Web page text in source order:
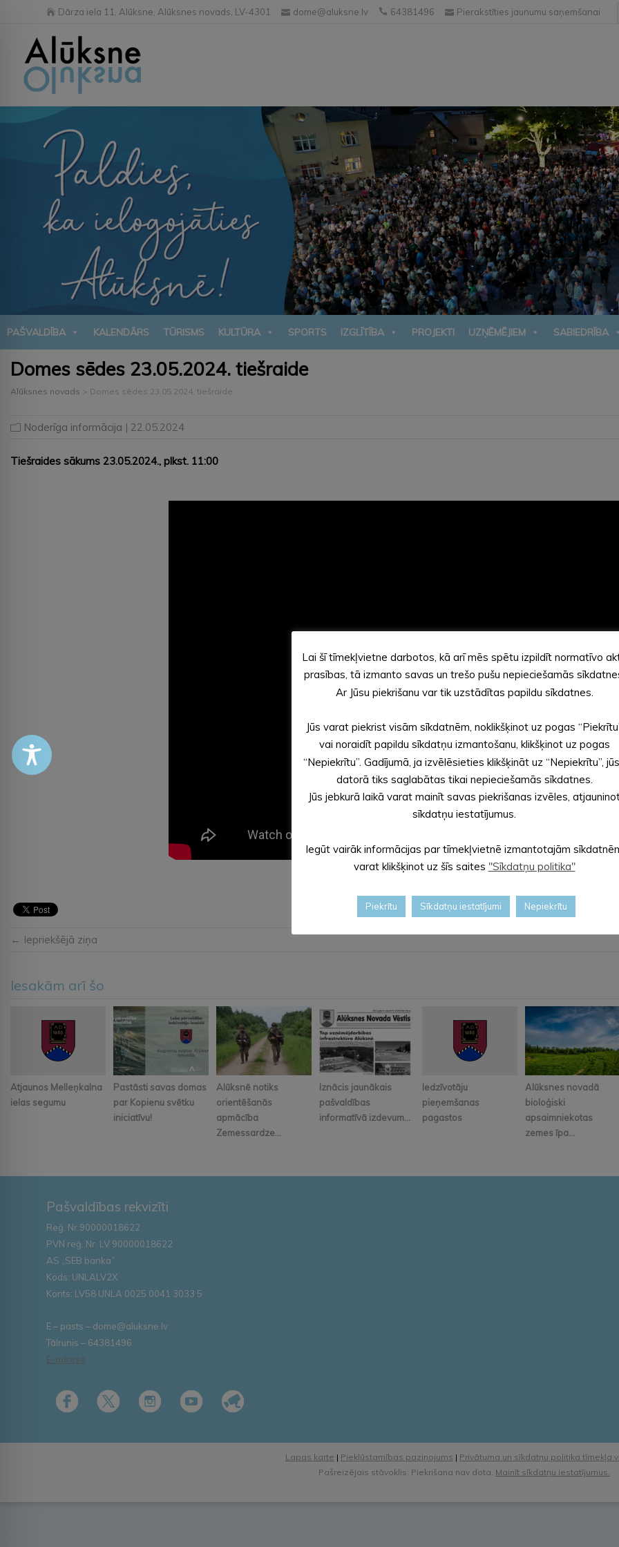
Dārza iela 11, Alūksne, Alūksnes novads, LV-4301 dome@aluksne.lv 64381496 Pierakstīties jaunumu saņemšanai
PAŠVALDĪBA KALENDĀRS TŪRISMS KULTŪRA SPORTS IZGLĪTĪBA PROJEKTI UZŅĒMĒJIEM SABIEDRĪBA
Domes sēdes 23.05.2024. tiešraide
Alūksnes novads > Domes sēdes 23.05.2024. tiešraide
Noderīga informācija | 22.05.2024
Tiešraides sākums 23.05.2024., plkst. 11:00
← Iepriekšējā ziņa
Iesakām arī šo
Atjaunos Melleņkalna
ielas segumu
Pastāsti savas domas
par Kopienu svētku
iniciatīvu!
Alūksnē notiks
orientēšanās
apmācība
Zemessardze...
Iznācis jaunākais
pašvaldības
informatīvā izdevum...
Iedzīvotāju
pieņemšanas
pagastos
Alūksnes novadā
bioloģiski
apsaimniekotas
zemes īpa...
Pašvaldības rekvizīti
Reģ. Nr.90000018622
PVN reģ. Nr. LV 90000018622
AS „SEB banka”
Kods: UNLALV2X
Konts: LV58 UNLA 0025 0041 3033 5
E – pasts – dome@aluksne.lv
Tālrunis – 64381496
E-adrese
Lapas karte | Piekļūstamības paziņojums | Privātuma un sīkdatņu politika tīmekļa
Pašreizējais stāvoklis: Piekrišana nav dota. Mainīt sīkdatņu iestatījumus.
Lai šī tīmekļvietne darbotos, kā arī mēs spētu izpildīt normatīvo
prasības, tā izmanto savas un trešo pušu nepieciešamās
Ar Jūsu piekrišanu var tik uzstādītas papildu sīkdatnes.
Jūs varat piekrist visām sīkdatnēm, noklikšķinot uz pogas
vai noraidīt papildu sīkdatņu izmantošanu, klikšķinot uz pogas
“Nepiekrītu”. Gadījumā, ja izvēlēsieties klikšķināt uz “Nepiekrītu”,
datorā tiks saglabātas tikai nepieciešamās sīkdatnes.
Jūs jebkurā laikā varat mainīt savas piekrišanas izvēles,
sīkdatņu iestatījumus.
Iegūt vairāk informācijas par tīmekļvietnē izmantotajām
varat klikšķinot uz šīs saites "Sīkdatņu politika"
Piekrītu Sīkdatņu iestatījumi Nepiekrītu